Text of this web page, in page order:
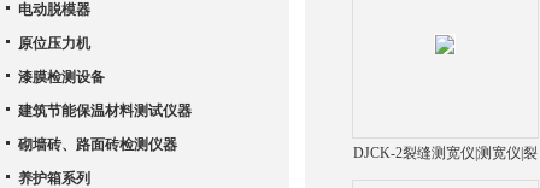
DJCK-2裂缝测宽仪|测宽仪|裂
电动脱模器
原位压力机
漆膜检测设备
建筑节能保温材料测试仪器
砌墙砖、路面砖检测仪器
养护箱系列